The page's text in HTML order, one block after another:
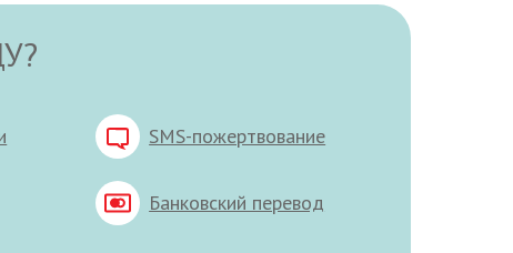
SMS-пожертвование
Банковский перевод